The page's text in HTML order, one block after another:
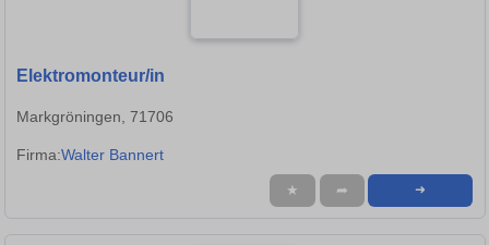
Elektromonteur/in
Markgröningen, 71706
Firma:Walter Bannert
★ ➦ ➜